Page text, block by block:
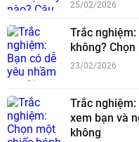
25/02/2026
Trắc
không?
23/02/2026
Trắc
xem bạn và
không